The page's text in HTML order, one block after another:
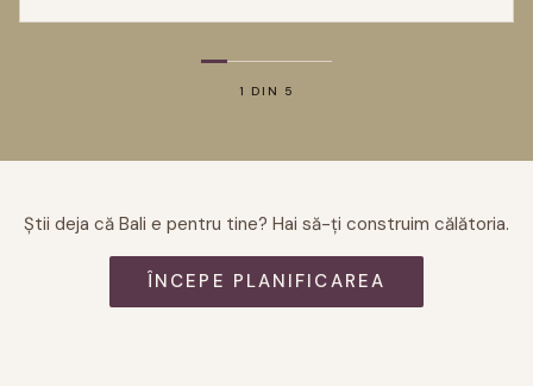
1 DIN 5
Știi deja că Bali e pentru tine? Hai să-ți construim călătoria.
ÎNCEPE PLANIFICAREA